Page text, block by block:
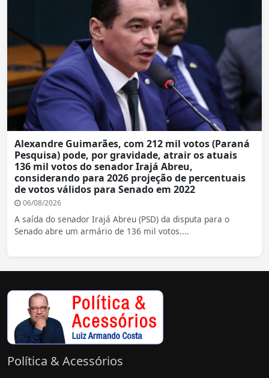
Alexandre Guimarães, com 212 mil votos (Paraná
Pesquisa) pode, por gravidade, atrair os atuais
136 mil votos do senador Irajá Abreu,
considerando para 2026 projeção de percentuais
de votos válidos para Senado em 2022
06/08/2026
A saída do senador Irajá Abreu (PSD) da disputa para o
Senado abre um armário de 136 mil votos....
Política & Acessórios